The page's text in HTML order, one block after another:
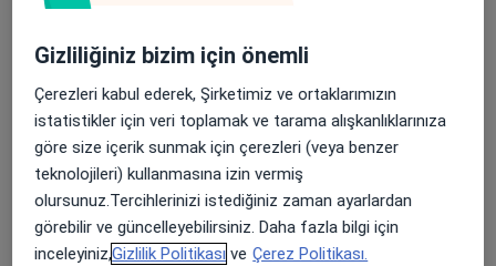
Aile İçi İletişim Sorunları
Akılcı Duygusal Davranışçı Terapi (REBT)
Anne Baba Ayrılığı
Anne-Baba Eğitimi ve Danışmanlığı
Attentioner Dikkat Geliştirme Programı
Ağaç Testi
Gizliliğiniz bizim için önemli
Çerezleri kabul ederek, Şirketimiz ve ortaklarımızın
istatistikler için veri toplamak ve tarama alışkanlıklarınıza
göre size içerik sunmak için çerezleri (veya benzer
teknolojileri) kullanmasına izin vermiş
olursunuz.Tercihlerinizi istediğiniz zaman ayarlardan
görebilir ve güncelleyebilirsiniz. Daha fazla bilgi için
inceleyiniz,Gizlilik Politikası ve Çerez Politikası.